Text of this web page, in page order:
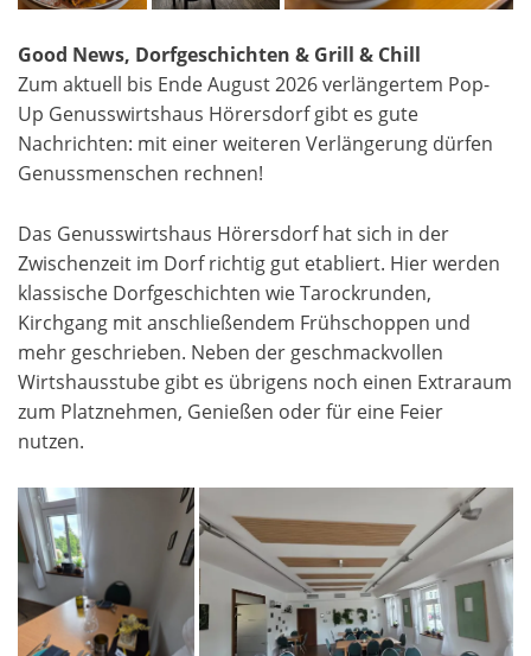
Good News, Dorfgeschichten & Grill & Chill
Zum aktuell bis Ende August 2026 verlängertem Pop-
Up Genusswirtshaus Hörersdorf gibt es gute
Nachrichten: mit einer weiteren Verlängerung dürfen
Genussmenschen rechnen!
Das Genusswirtshaus Hörersdorf hat sich in der
Zwischenzeit im Dorf richtig gut etabliert. Hier werden
klassische Dorfgeschichten wie Tarockrunden,
Kirchgang mit anschließendem Frühschoppen und
mehr geschrieben. Neben der geschmackvollen
Wirtshausstube gibt es übrigens noch einen Extraraum
zum Platznehmen, Genießen oder für eine Feier
nutzen.